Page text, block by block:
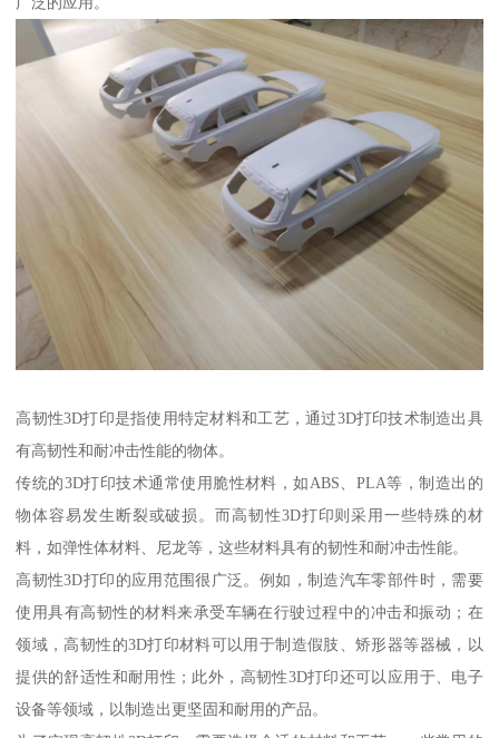
高韧性3D打印是指使用特定材料和工艺，通过3D打印技术制造出具
有高韧性和耐冲击性能的物体。
传统的3D打印技术通常使用脆性材料，如ABS、PLA等，制造出的
物体容易发生断裂或破损。而高韧性3D打印则采用一些特殊的材
料，如弹性体材料、尼龙等，这些材料具有的韧性和耐冲击性能。
高韧性3D打印的应用范围很广泛。例如，制造汽车零部件时，需要
使用具有高韧性的材料来承受车辆在行驶过程中的冲击和振动；在
领域，高韧性的3D打印材料可以用于制造假肢、矫形器等器械，以
提供的舒适性和耐用性；此外，高韧性3D打印还可以应用于、电子
设备等领域，以制造出更坚固和耐用的产品。